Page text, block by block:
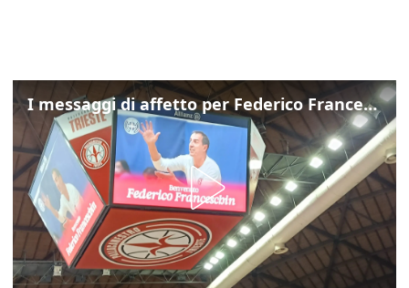
I messaggi di affetto per Federico Franceschin: così il mondo del basket gli è stato accanto fino all’ultimo